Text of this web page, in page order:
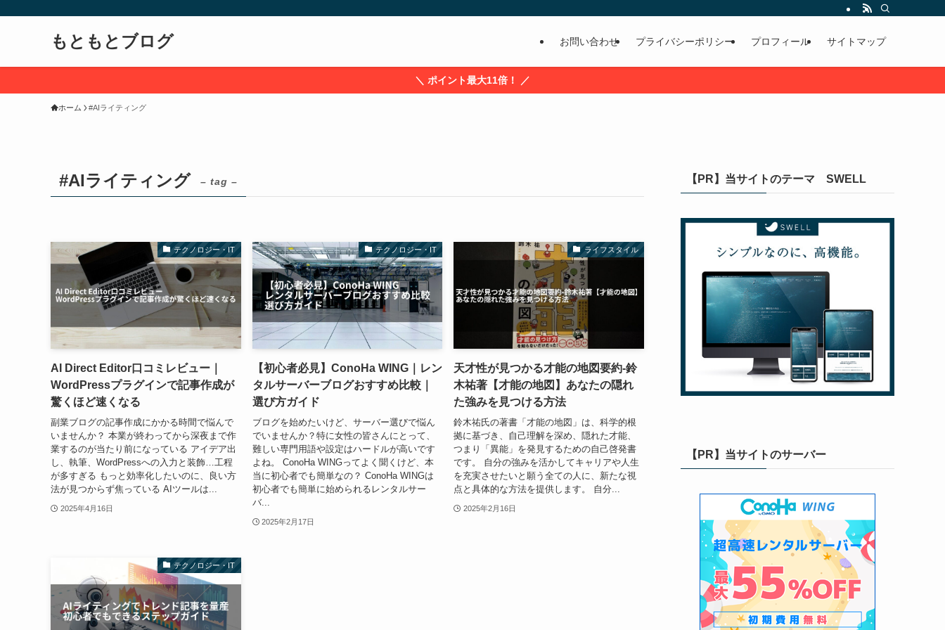
もともとブログ お問い合わせ プライバシーポリシー プロフィール サイトマップ
＼ ポイント最大11倍！ ／
ホーム #AIライティング
#AIライティング – tag –
テクノロジー・IT
AI Direct Editor口コミレビュー｜
WordPressプラグインで記事作成が
驚くほど速くなる
副業ブログの記事作成にかかる時間で悩んで
いませんか？ 本業が終わってから深夜まで作
業するのが当たり前になっている アイデア出
し、執筆、WordPressへの入力と装飾…工程
が多すぎる もっと効率化したいのに、良い方
法が見つからず焦っている AIツールは...
2025年4月16日
テクノロジー・IT
【初心者必見】ConoHa WING｜レン
タルサーバーブログおすすめ比較｜
選び方ガイド
ブログを始めたいけど、サーバー選びで悩ん
でいませんか？特に女性の皆さんにとって、
難しい専門用語や設定はハードルが高いです
よね。 ConoHa WINGってよく聞くけど、本
当に初心者でも簡単なの？ ConoHa WINGは
初心者でも簡単に始められるレンタルサー
バ...
2025年2月17日
ライフスタイル
天才性が見つかる才能の地図要約-鈴
木祐著【才能の地図】あなたの隠れ
た強みを見つける方法
鈴木祐氏の著書「才能の地図」は、科学的根
拠に基づき、自己理解を深め、隠れた才能、
つまり「異能」を発見するための自己啓発書
です。 自分の強みを活かしてキャリアや人生
を充実させたいと願う全ての人に、新たな視
点と具体的な方法を提供します。 自分...
2025年2月16日
テクノロジー・IT
【PR】当サイトのテーマ SWELL
【PR】当サイトのサーバー